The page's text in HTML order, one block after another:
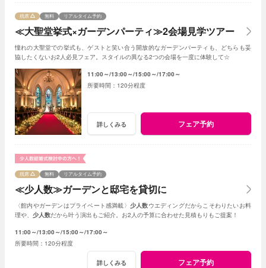
≪大聖堂挙式×ガーデンパーティ≫2会場見学ツアー
残席 無料 リアルタイム予約
憧れの大聖堂での挙式も、ゲストと笑い合う開放的なガーデンパーティも、どちらも妥
協したくないお2人必見フェア。スタイルの異なる2つの会場を一度に体験して☆
11:00～ 13:00～ 15:00～ 17:00～
120分程度
詳しくみる フェア予約
≪少人数≫ガーデンと邸宅を貸切に
残席 無料 リアルタイム予約
〈館内やガーデンはプライベート感満載〉 少人数ウエディングだからこそわりたいお料
理や、 少人数だから叶う演出もご紹介。お2人の予算に合わせた見積もりもご提案！
11:00～ 13:00～ 15:00～ 17:00～
120分程度
詳しくみる フェア予約